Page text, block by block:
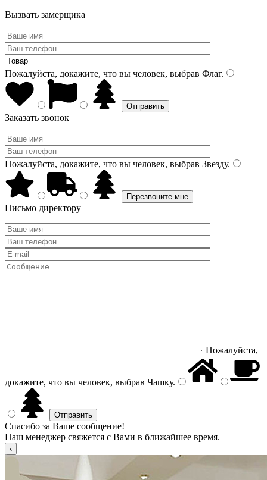
Вызвать замерщика
Пожалуйста, докажите, что вы человек, выбрав Флаг.
Заказать звонок
Пожалуйста, докажите, что вы человек, выбрав Звезду.
Письмо директору
Пожалуйста,
докажите, что вы человек, выбрав Чашку.
Спасибо за Ваше сообщение!
Наш менеджер свяжется с Вами в ближайшее время.